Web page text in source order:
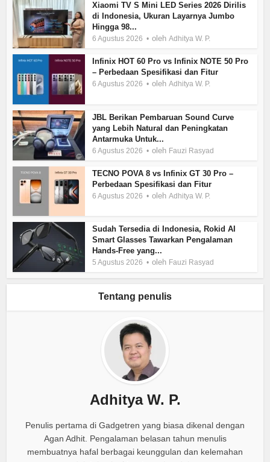
Xiaomi TV S Mini LED Series 2026 Dirilis
di Indonesia, Ukuran Layarnya Jumbo
Hingga 98...
6 Agustus 2026 olehAdhitya W. P.
Infinix HOT 60 Pro vs Infinix NOTE 50 Pro
– Perbedaan Spesifikasi dan Fitur
6 Agustus 2026 olehAdhitya W. P.
JBL Berikan Pembaruan Sound Curve
yang Lebih Natural dan Peningkatan
Antarmuka Untuk...
6 Agustus 2026 oleh Fauzi Rasyad
TECNO POVA 8 vs Infinix GT 30 Pro –
Perbedaan Spesifikasi dan Fitur
6 Agustus 2026 olehAdhitya W. P.
Sudah Tersedia di Indonesia, Rokid AI
Smart Glasses Tawarkan Pengalaman
Hands-Free yang...
5 Agustus 2026 oleh Fauzi Rasyad
Tentang penulis
Adhitya W. P.
Penulis pertama di Gadgetren yang biasa dikenal dengan
Agan Adhit. Pengalaman belasan tahun menulis
membuatnya hafal berbagai keunggulan dan kelemahan